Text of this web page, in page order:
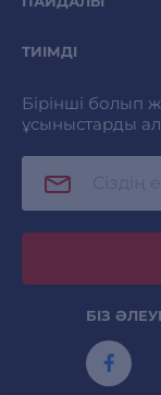
ТИІМДІ
Бірінші болып
ұсыныстарды
БІЗ